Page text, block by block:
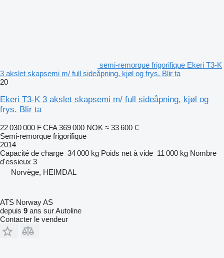
semi-remorque frigorifique Ekeri T3-K
3 akslet skapsemi m/ full sideåpning, kjøl og frys. Blir ta
20
Ekeri T3-K 3 akslet skapsemi m/ full sideåpning, kjøl og
frys. Blir ta
22 030 000 F CFA 369 000 NOK ≈ 33 600 €
Semi-remorque frigorifique
2014
Capacité de charge 34 000 kg Poids net à vide 11 000 kg Nombre
d'essieux 3
Norvège, HEIMDAL
ATS Norway AS
depuis 9 ans sur Autoline
Contacter le vendeur